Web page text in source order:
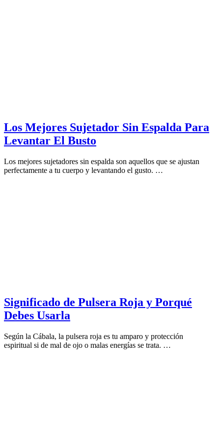
Los Mejores Sujetador Sin Espalda Para
Levantar El Busto
Los mejores sujetadores sin espalda son aquellos que se ajustan
perfectamente a tu cuerpo y levantando el gusto. …
Significado de Pulsera Roja y Porqué
Debes Usarla
Según la Cábala, la pulsera roja es tu amparo y protección
espiritual si de mal de ojo o malas energías se trata. …